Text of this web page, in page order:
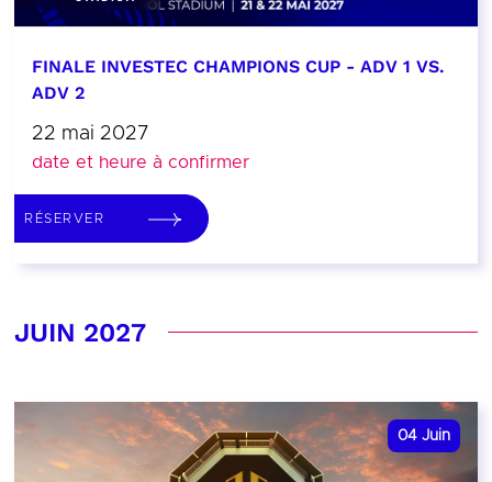
FINALE INVESTEC CHAMPIONS CUP - ADV 1 VS.
ADV 2
22 mai 2027
date et heure à confirmer
RÉSERVER
JUIN 2027
04 Juin